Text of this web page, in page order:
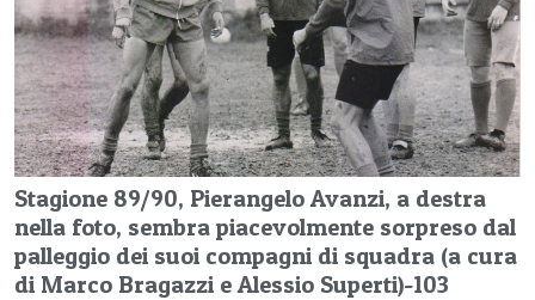
Stagione 89/90, Pierangelo Avanzi, a destra
nella foto, sembra piacevolmente sorpreso dal
palleggio dei suoi compagni di squadra (a cura
di Marco Bragazzi e Alessio Superti)-103